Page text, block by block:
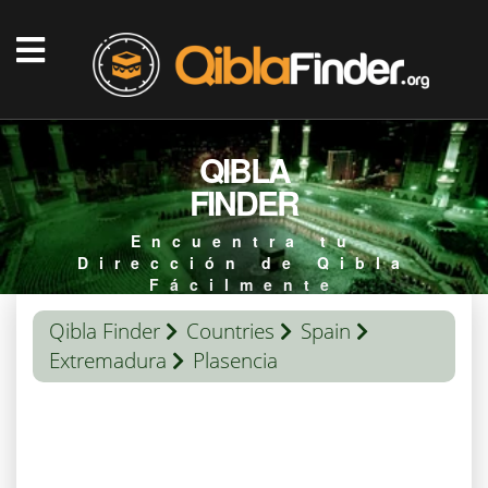
QIBLA
FINDER
Encuentra tu
Dirección de Qibla
Fácilmente
Qibla Finder Countries
Spain
Extremadura
Plasencia